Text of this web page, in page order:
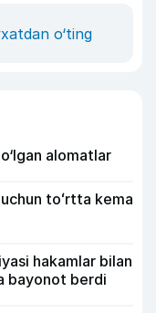
o‘ting
alomatlar
toʻrtta kema
hakamlar bilan
bayonot berdi